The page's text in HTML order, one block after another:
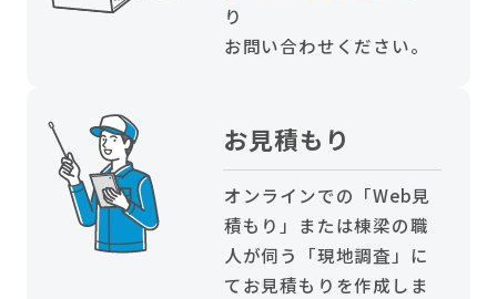
り
お問い合わせください。
お見積もり
オンラインでの「Web見
積もり」または棟梁の職
人が伺う「現地調査」に
てお見積もりを作成しま